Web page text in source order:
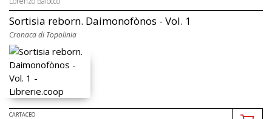
Sortisia reborn. Daimonofònos - Vol. 1
Cronaca di Topolinia
CARTACEO